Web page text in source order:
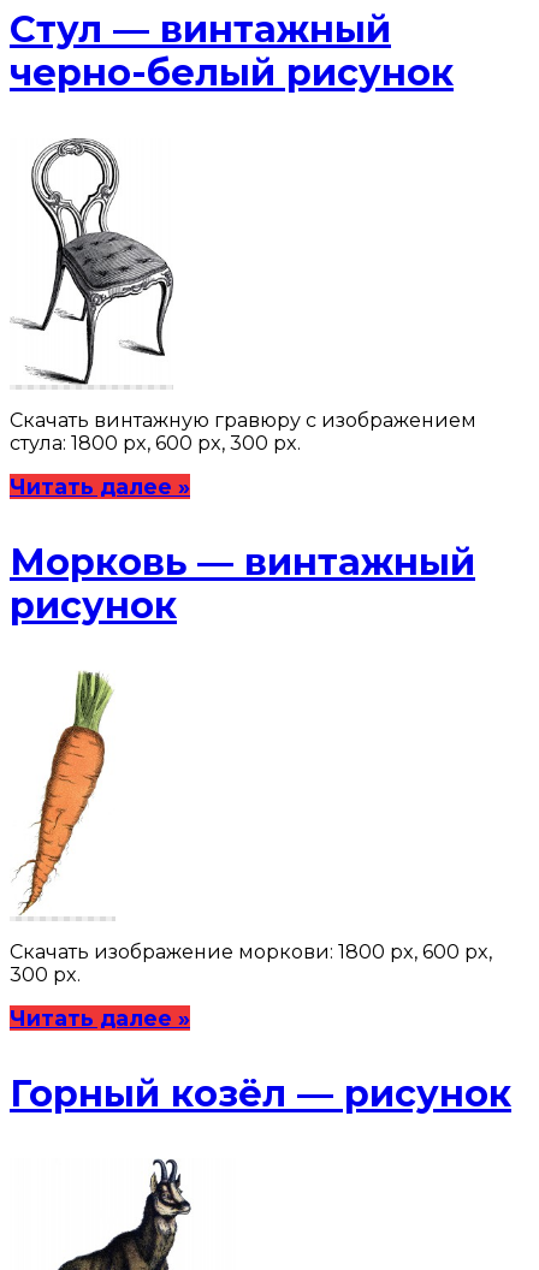
Стул — винтажный
черно-белый рисунок
Скачать винтажную гравюру с изображением
стула: 1800 px, 600 px, 300 px.
Читать далее »
Морковь — винтажный
рисунок
Скачать изображение моркови: 1800 px, 600 px,
300 px.
Читать далее »
Горный козёл — рисунок